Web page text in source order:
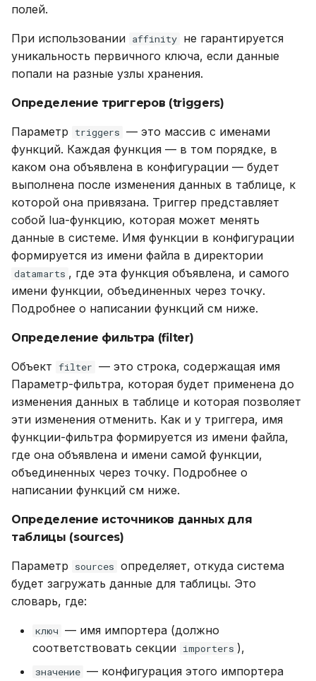
полей.
При использовании affinity не гарантируется
уникальность первичного ключа, если данные
попали на разные узлы хранения.
Определение триггеров (triggers)
Параметр triggers — это массив с именами
функций. Каждая функция — в том порядке, в
каком она объявлена в конфигурации — будет
выполнена после изменения данных в таблице, к
которой она привязана. Триггер представляет
собой lua-функцию, которая может менять
данные в системе. Имя функции в конфигурации
формируется из имени файла в директории
datamarts , где эта функция объявлена, и самого
имени функции, объединенных через точку.
Подробнее о написании функций см ниже.
Определение фильтра (filter)
Объект filter — это строка, содержащая имя
Параметр-фильтра, которая будет применена до
изменения данных в таблице и которая позволяет
эти изменения отменить. Как и у триггера, имя
функции-фильтра формируется из имени файла,
где она объявлена и имени самой функции,
объединенных через точку. Подробнее о
написании функций см ниже.
Определение источников данных для
таблицы (sources)
Параметр sources определяет, откуда система
будет загружать данные для таблицы. Это
словарь, где:
ключ — имя импортера (должно
соответствовать секции importers ),
значение — конфигурация этого импортера